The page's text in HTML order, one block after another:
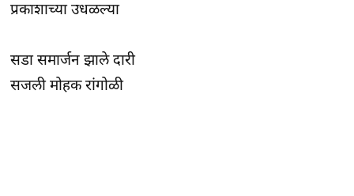
प्रकाशाच्या उधळल्या
सडा समार्जन झाले दारी
सजली मोहक रांगोळी